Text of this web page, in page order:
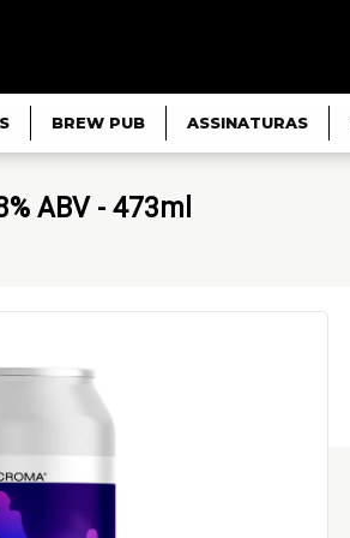
BREW PUB ASSINATURAS
ABV - 473ml